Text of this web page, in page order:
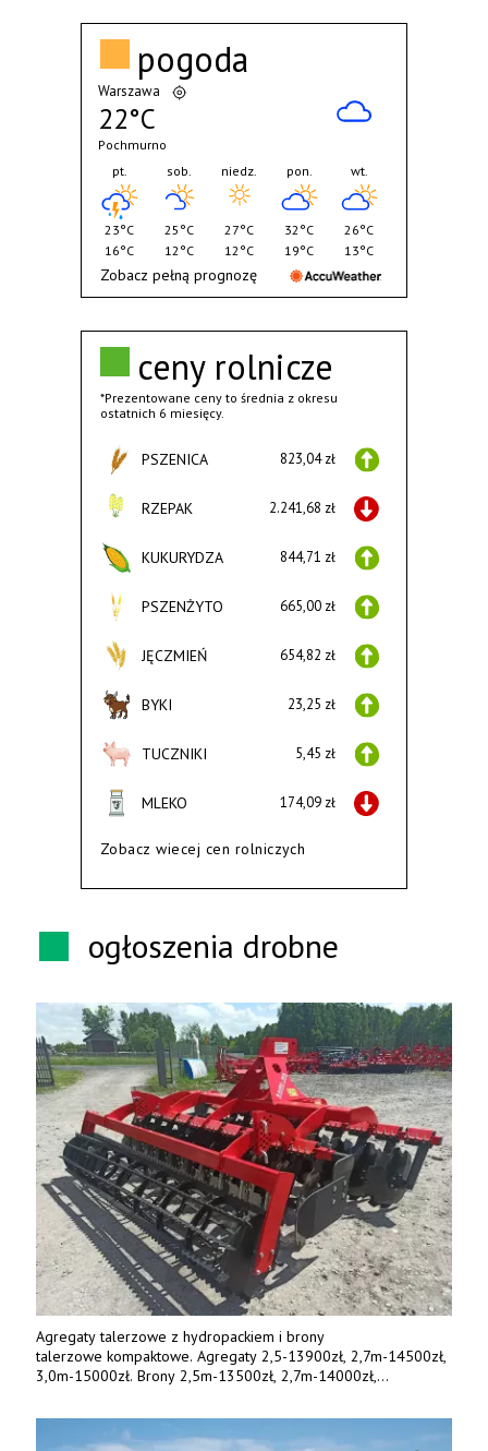
ceny rolnicze
*Prezentowane ceny to średnia z okresu
ostatnich 6 miesięcy.
PSZENICA 823,04 zł
RZEPAK 2.241,68 zł
KUKURYDZA 844,71 zł
PSZENŻYTO 665,00 zł
JĘCZMIEŃ 654,82 zł
BYKI 23,25 zł
TUCZNIKI 5,45 zł
MLEKO 174,09 zł
Zobacz wiecej cen rolniczych
pogoda
Warszawa
22°C
Pochmurno
pt.
23°C
16°C
sob.
25°C
12°C
niedz.
27°C
12°C
pon.
32°C
19°C
wt.
26°C
13°C
Zobacz pełną prognozę
ogłoszenia drobne
Agregaty talerzowe z hydropackiem i brony
talerzowe kompaktowe. Agregaty 2,5-13900zł, 2,7m-14500zł,
3,0m-15000zł. Brony 2,5m-13500zł, 2,7m-14000zł,